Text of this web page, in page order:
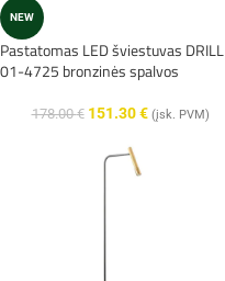
NEW
Pastatomas LED šviestuvas DRILL
01-4725 bronzinės spalvos
178.00€ 151.30€ (įsk. PVM)